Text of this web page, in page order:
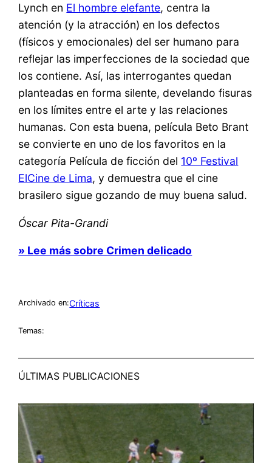
Lynch en El hombre elefante, centra la
atención (y la atracción) en los defectos
(físicos y emocionales) del ser humano para
reflejar las imperfecciones de la sociedad que
los contiene. Así, las interrogantes quedan
planteadas en forma silente, develando fisuras
en los límites entre el arte y las relaciones
humanas. Con esta buena, película Beto Brant
se convierte en uno de los favoritos en la
categoría Película de ficción del 10º Festival
ElCine de Lima, y demuestra que el cine
brasilero sigue gozando de muy buena salud.
Óscar Pita-Grandi
» Lee más sobre Crimen delicado
Archivado en:Críticas
Temas:
ÚLTIMAS PUBLICACIONES